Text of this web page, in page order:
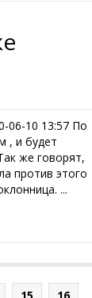
06-10 13:57 По
, и будет
же говорят,
против этого
...